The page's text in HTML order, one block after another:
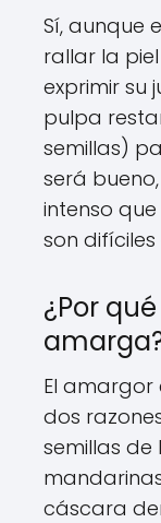
Sí, aunque
rallar la
exprimir su
pulpa
semillas)
será
intenso
son
¿Por
El amargor
dos
semillas de
cáscara